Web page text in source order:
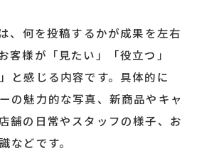
、何を投稿するかが成果を左右
客様が「見たい」「役立つ」
と感じる内容です。具体的に
の魅力的な写真、新商品やキャ
舗の日常やスタッフの様子、お
などです。